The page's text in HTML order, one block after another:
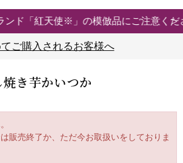
ド「紅天使※」の模倣品にご注意ください
ご購入されるお客様へ
き芋かいつか
販売終了か、ただ今お取扱いをしておりま